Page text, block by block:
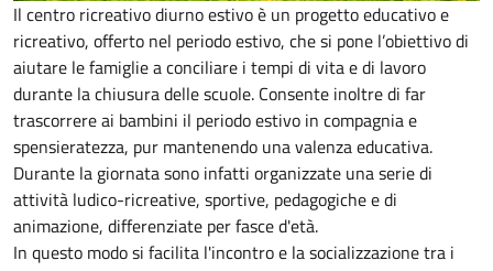
Il centro ricreativo diurno estivo è un progetto educativo e
ricreativo, offerto nel periodo estivo, che si pone l’obiettivo di
aiutare le famiglie a conciliare i tempi di vita e di lavoro
durante la chiusura delle scuole. Consente inoltre di far
trascorrere ai bambini il periodo estivo in compagnia e
spensieratezza, pur mantenendo una valenza educativa.
Durante la giornata sono infatti organizzate una serie di
attività ludico-ricreative, sportive, pedagogiche e di
animazione, differenziate per fasce d'età.
In questo modo si facilita l'incontro e la socializzazione tra i